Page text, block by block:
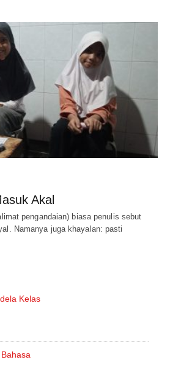
Akal
pengandaian) biasa penulis sebut
Namanya juga khayalan: pasti
Kelas